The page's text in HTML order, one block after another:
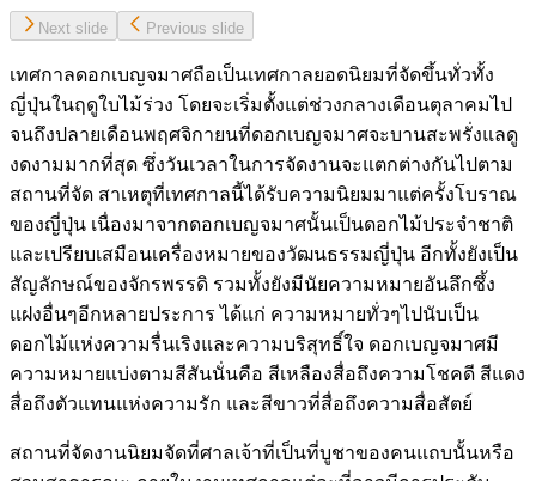
Next slide Previous slide
เทศกาลดอกเบญจมาศถือเป็นเทศกาลยอดนิยมที่จัดขึ้นทั่วทั้ง
ญี่ปุ่นในฤดูใบไม้ร่วง โดยจะเริ่มตั้งแต่ช่วงกลางเดือนตุลาคมไป
จนถึงปลายเดือนพฤศจิกายนที่ดอกเบญจมาศจะบานสะพรั่งแลดู
งดงามมากที่สุด ซึ่งวันเวลาในการจัดงานจะแตกต่างกันไปตาม
สถานที่จัด สาเหตุที่เทศกาลนี้ได้รับความนิยมมาแต่ครั้งโบราณ
ของญี่ปุ่น เนื่องมาจากดอกเบญจมาศนั้นเป็นดอกไม้ประจำชาติ
และเปรียบเสมือนเครื่องหมายของวัฒนธรรมญี่ปุ่น อีกทั้งยังเป็น
สัญลักษณ์ของจักรพรรดิ รวมทั้งยังมีนัยความหมายอันลึกซึ้ง
แฝงอื่นๆอีกหลายประการ ได้แก่ ความหมายทั่วๆไปนับเป็น
ดอกไม้แห่งความรื่นเริงและความบริสุทธิ์ใจ ดอกเบญจมาศมี
ความหมายแบ่งตามสีสันนั่นคือ สีเหลืองสื่อถึงความโชคดี สีแดง
สื่อถึงตัวแทนแห่งความรัก และสีขาวที่สื่อถึงความสื่อสัตย์
สถานที่จัดงานนิยมจัดที่ศาลเจ้าที่เป็นที่บูชาของคนแถบนั้นหรือ